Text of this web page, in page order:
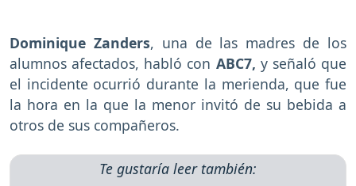
Dominique Zanders, una de las madres de los
alumnos afectados, habló con ABC7, y señaló que
el incidente ocurrió durante la merienda, que fue
la hora en la que la menor invitó de su bebida a
otros de sus compañeros.
Te gustaría leer también: